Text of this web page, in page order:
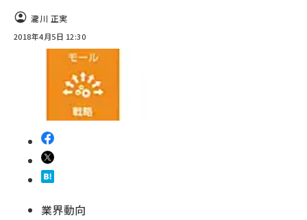
瀧川 正実
2018年4月5日 12:30
業界動向